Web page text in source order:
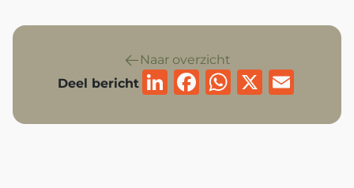
Naar overzicht
Deel bericht
LinkedIn
Facebook
X